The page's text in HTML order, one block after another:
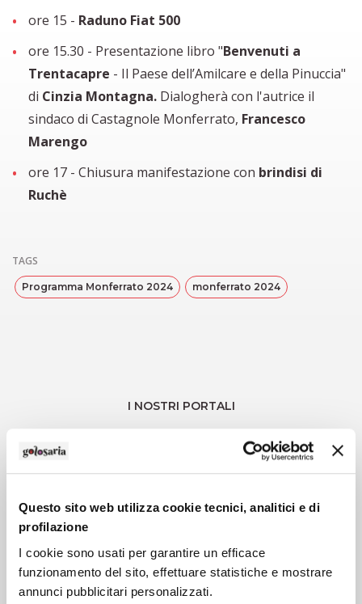
Questo sito web utilizza cookie tecnici, analitici e di
profilazione
I cookie sono usati per garantire un efficace
funzionamento del sito, effettuare statistiche e mostrare
annunci pubblicitari personalizzati.
ore 15 - Raduno Fiat 500
ore 15.30 - Presentazione libro "Benvenuti a
Trentacapre - Il Paese dell’Amilcare e della Pinuccia"
di Cinzia Montagna. Dialogherà con l'autrice il
sindaco di Castagnole Monferrato, Francesco
Marengo
ore 17 - Chiusura manifestazione con brindisi di
Ruchè
TAGS
Programma Monferrato 2024 monferrato 2024
I NOSTRI PORTALI